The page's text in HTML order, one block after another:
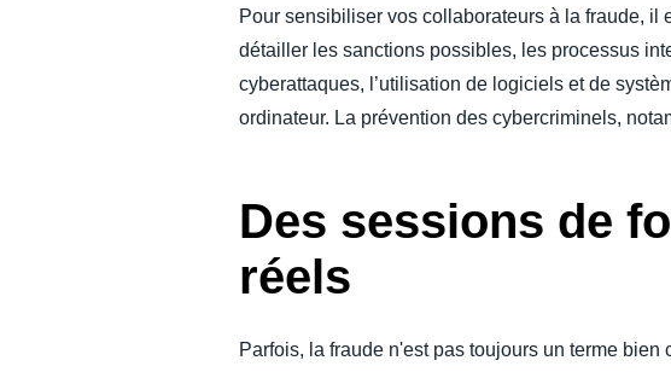
Pour sensibiliser vos collaborateurs à la fraude,
détailler les sanctions possibles, les processus
cyberattaques, l’utilisation de logiciels et de
ordinateur. La prévention des cybercriminels,
Des sessions de
réels
Parfois, la fraude n'est pas toujours un terme